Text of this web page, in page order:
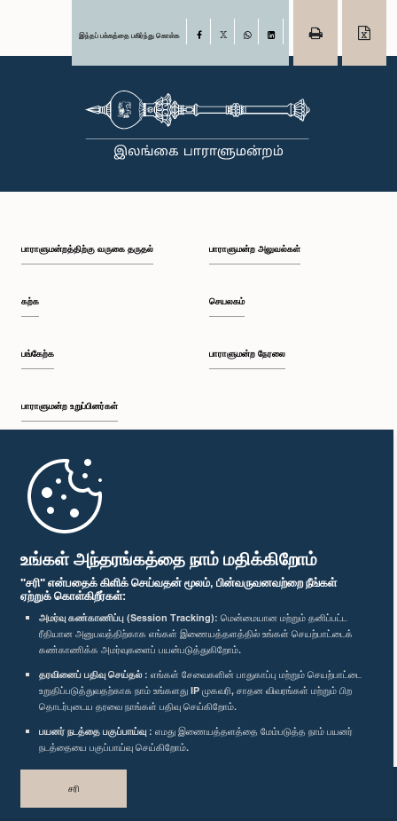
உங்கள் அந்தரங்கத்தை நாம் மதிக்கிறோம்
"சரி" என்பதைக் கிளிக் செய்வதன் மூலம், பின்வருவனவற்றை நீங்கள்
ஏற்றுக் கொள்கிறீர்கள்:
அமர்வு கண்காணிப்பு (Session Tracking): மென்மையான மற்றும் தனிப்பட்ட
ரீதியான அனுபவத்திற்காக எங்கள் இணையத்தளத்தில் உங்கள் செயற்பாட்டைக்
கண்காணிக்க அமர்வுகளைப் பயன்படுத்துகிறோம்.
தரவினைப் பதிவு செய்தல் : எங்கள் சேவைகளின் பாதுகாப்பு மற்றும் செயற்பாட்டை
உறுதிப்படுத்துவதற்காக நாம் உங்களது IP முகவரி, சாதன விவரங்கள் மற்றும் பிற
தொடர்புடைய தரவை நாங்கள் பதிவு செய்கிறோம்.
பயனர் நடத்தை பகுப்பாய்வு : எமது இணையத்தளத்தை மேம்படுத்த நாம் பயனர்
நடத்தையை பகுப்பாய்வு செய்கிறோம்.
சரி
இந்தப் பக்கத்தை பகிர்ந்து கொள்க Facebook
பாராளுமன்றத்திற்கு வருகை தருதல்
கற்க
பங்கேற்க
பாராளுமன்ற உறுப்பினர்கள்
முதற்பக்கம்
பாராளுமன்ற அலுவல்கள்
செயலகம்
பாராளுமன்ற நேரலை
பாராளுமன்ற கையடக்க செயலி
எம்மை பின்தொடர்க :
விருதுகள்
தனியுரிமைக் கொள்கை